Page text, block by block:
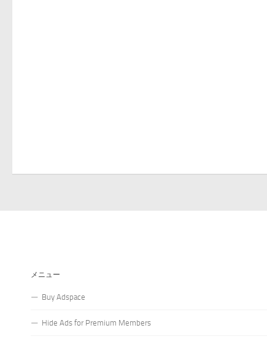
メニュー
Buy Adspace
Hide Ads for Premium Members